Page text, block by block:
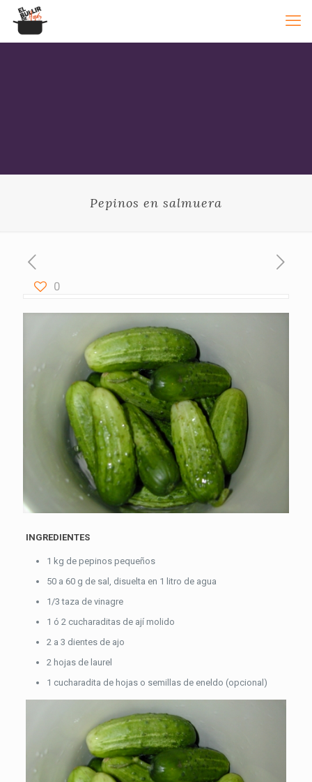
Pepinos en salmuera
0
INGREDIENTES
1 kg de pepinos pequeños
50 a 60 g de sal, disuelta en 1 litro de agua
1/3 taza de vinagre
1 ó 2 cucharaditas de ají molido
2 a 3 dientes de ajo
2 hojas de laurel
1 cucharadita de hojas o semillas de eneldo (opcional)